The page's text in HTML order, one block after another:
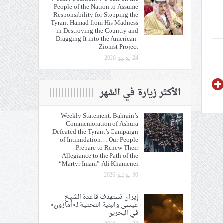
People of the Nation to Assume
Responsibility for Stopping the
Tyrant Hamad from His Madness
in Destroying the Country and
Dragging It into the American-
Zionist Project
24 يوليو 2026
الأكثر زيارة في الشهر
Weekly Statement: Bahrain’s
Commemoration of Ashura
Defeated the Tyrant’s Campaign
of Intimidation… Our People
Prepare to Renew Their
Allegiance to the Path of the
“Martyr Imam” Ali Khamenei
30 يونيو 2026
إيران تستهدف قاعدة الشيخ
عيسى والبنية التحتية لـ«أمازون»
في البحرين